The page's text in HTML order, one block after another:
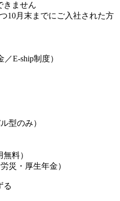
きません
10月末までにご入社された方
E-ship制度）
型のみ）
料）
災・厚生年金）
る